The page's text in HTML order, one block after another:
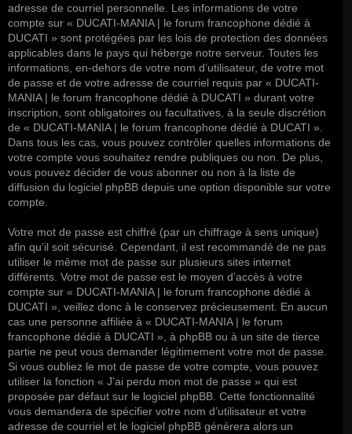
adresse de courriel personnelle. Les informations de votre
compte sur « DUCATI-MANIA | le forum francophone dédié à
DUCATI » sont protégées par les lois de protection des données
applicables dans le pays qui héberge notre serveur. Toutes les
informations, en-dehors de votre nom d’utilisateur, de votre mot
de passe et de votre adresse de courriel requis par « DUCATI-
MANIA | le forum francophone dédié à DUCATI » durant votre
inscription, sont obligatoires ou facultatives, à la seule discrétion
de « DUCATI-MANIA | le forum francophone dédié à DUCATI ».
Dans tous les cas, vous pouvez contrôler quelles informations de
votre compte vous souhaitez rendre publiques ou non. De plus,
vous pouvez décider de vous abonner ou non à la liste de
diffusion du logiciel phpBB depuis une option disponible sur votre
compte.
Votre mot de passe est chiffré (par un chiffrage à sens unique)
afin qu’il soit sécurisé. Cependant, il est recommandé de ne pas
utiliser le même mot de passe sur plusieurs sites internet
différents. Votre mot de passe est le moyen d’accès à votre
compte sur « DUCATI-MANIA | le forum francophone dédié à
DUCATI », veillez donc à le conservez précieusement. En aucun
cas une personne affiliée à « DUCATI-MANIA | le forum
francophone dédié à DUCATI », à phpBB ou à un site de tierce
partie ne peut vous demander légitimement votre mot de passe.
Si vous oubliez le mot de passe de votre compte, vous pouvez
utiliser la fonction « J’ai perdu mon mot de passe » qui est
proposée par défaut sur le logiciel phpBB. Cette fonctionnalité
vous demandera de spécifier votre nom d’utilisateur et votre
adresse de courriel et le logiciel phpBB générera alors un